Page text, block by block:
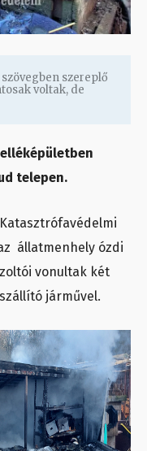
szövegben szereplő
voltak, de
telepen.
állatmenhely ózdi
vonultak két
járművel.